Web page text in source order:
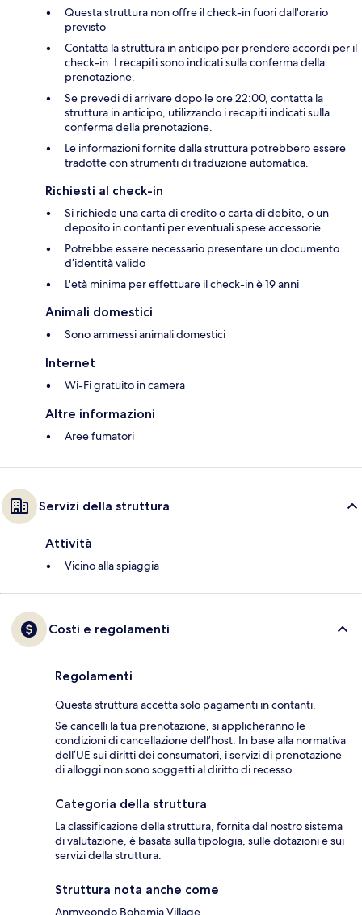
Questa struttura non offre il check-in fuori dall'orario
previsto
Contatta la struttura in anticipo per prendere accordi per il
check-in. I recapiti sono indicati sulla conferma della
prenotazione.
Se prevedi di arrivare dopo le ore 22:00, contatta la
struttura in anticipo, utilizzando i recapiti indicati sulla
conferma della prenotazione.
Le informazioni fornite dalla struttura potrebbero essere
tradotte con strumenti di traduzione automatica.
Richiesti al check-in
Si richiede una carta di credito o carta di debito, o un
deposito in contanti per eventuali spese accessorie
Potrebbe essere necessario presentare un documento
d’identità valido
L'età minima per effettuare il check-in è 19 anni
Animali domestici
Sono ammessi animali domestici
Internet
Wi-Fi gratuito in camera
Altre informazioni
Aree fumatori
Servizi della struttura
Attività
Vicino alla spiaggia
Costi e regolamenti
Regolamenti
Questa struttura accetta solo pagamenti in contanti.
Se cancelli la tua prenotazione, si applicheranno le
condizioni di cancellazione dell’host. In base alla normativa
dell’UE sui diritti dei consumatori, i servizi di prenotazione
di alloggi non sono soggetti al diritto di recesso.
Categoria della struttura
La classificazione della struttura, fornita dal nostro sistema
di valutazione, è basata sulla tipologia, sulle dotazioni e sui
servizi della struttura.
Struttura nota anche come
Anmyeondo Bohemia Village